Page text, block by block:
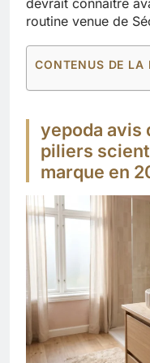
routine venue de
CONTENUS DE LA
yepoda avis
piliers
marque en